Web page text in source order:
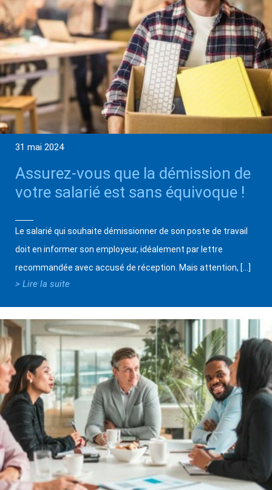
31 mai 2024
Assurez-vous que la démission de
votre salarié est sans équivoque !
Le salarié qui souhaite démissionner de son poste de travail
doit en informer son employeur, idéalement par lettre
recommandée avec accusé de réception. Mais attention, […]
> Lire la suite